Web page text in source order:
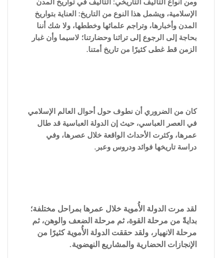
ومن أنواع التأليف التاريخي: التأليف في تواريخ المدن
الإسلامية، ويشمل هذا النوع من التاريخ: العناية بتواريخ
المدن وأخبارها، وتراجم علمائها وخططها، ولا شك أننا
بحاجة إلى الرجوع إلى تراثنا وحضارتنا؛ لاسيما وأن غبار
الزمن قط غطى كثيرًا من تاريخ أمتنا.
كان من الضروري أن نطوف حول أحوال العالم الإسلامي
في العصر العباسي، حيث إن الدولة العباسية قد طال
عمرها، وكثرت الأحداث الواقعة خلال عصرها، وفي
دراسة تاريخها فوائد ودروس وعبر.
لقد مرت الدولة الأُموية خلال عمرها بمراحل مختلفة؛
بدايةً من مرحلة القوة، ثم مرحلة الضعف والوهن، ثم
مرحلة الانهيار، ولقد حققت الدولة الأُموية كثيرًا من
الإنجازات الحضارية والمشاريع النهضوية.